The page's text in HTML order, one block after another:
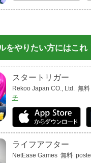
をやりたい方にはこれ
スタートリガー
Rekoo Japan CO., Ltd. 無料
チ
ライフアフター
NetEase Games 無料